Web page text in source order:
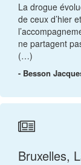
La drogue
de ceux d’hier
ne partagent
(…)
- Besson
Bruxelles,